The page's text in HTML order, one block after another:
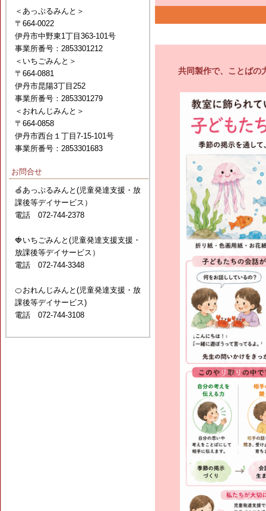
共同製作で、ことばの
＜あっぷるみんと＞
〒664-0022
伊丹市中野東1丁目363-101号
事業所番号：2853301212
＜いちごみんと＞
〒664-0881
伊丹市昆陽3丁目252
事業所番号：2853301279
＜おれんじみんと＞
〒664-0858
伊丹市西台１丁目7-15-101号
事業所番号：2853301683
お問合せ
🍏あっぷるみんと(児童発達支援・放
課後等デイサービス）
電話 072-744-2378
🍓いちごみんと(児童発達支援支援・
放課後等デイサービス）
電話 072-744-3348
🍊おれんじみんと(児童発達支援・放
課後等デイサービス)
電話 072-744-3108